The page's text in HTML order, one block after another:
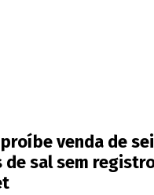
venda de
de sal sem